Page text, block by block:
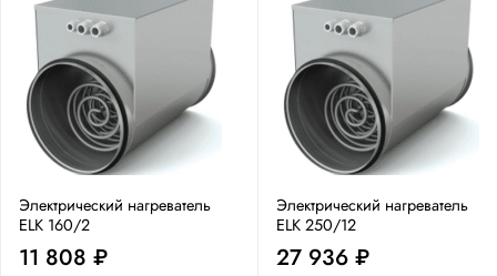
Электрический нагреватель
ELK 160/2
11 808 ₽
Электрический нагреватель
ELK 250/12
27 936 ₽